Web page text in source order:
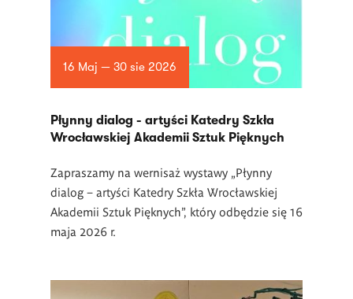
16 Maj — 30 sie 2026
Płynny dialog - artyści Katedry Szkła
Wrocławskiej Akademii Sztuk Pięknych
Zapraszamy na wernisaż wystawy „Płynny
dialog – artyści Katedry Szkła Wrocławskiej
Akademii Sztuk Pięknych”, który odbędzie się 16
maja 2026 r.